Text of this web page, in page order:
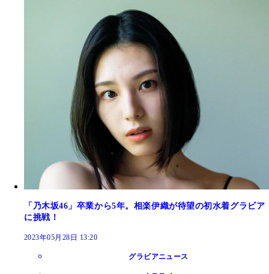
「乃木坂46」卒業から5年。相楽伊織が待望の初水着グラビア
に挑戦！
2023年05月28日 13:20
グラビアニュース